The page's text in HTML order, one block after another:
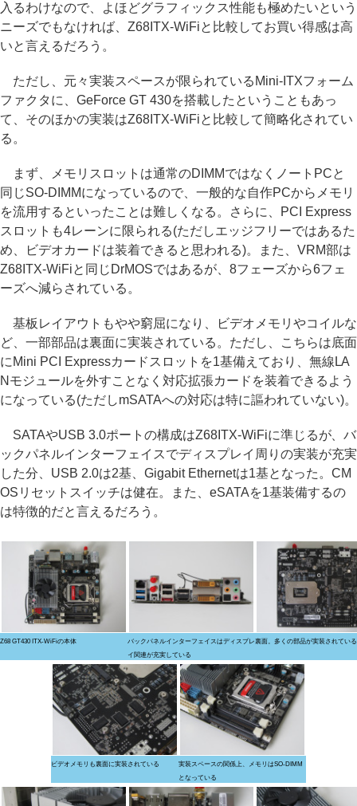
入るわけなので、よほどグラフィックス性能も極めたいという
ニーズでもなければ、Z68ITX-WiFiと比較してお買い得感は高
いと言えるだろう。
ただし、元々実装スペースが限られているMini-ITXフォーム
ファクタに、GeForce GT 430を搭載したということもあっ
て、そのほかの実装はZ68ITX-WiFiと比較して簡略化されてい
る。
まず、メモリスロットは通常のDIMMではなくノートPCと
同じSO-DIMMになっているので、一般的な自作PCからメモリ
を流用するといったことは難しくなる。さらに、PCI Express
スロットも4レーンに限られる(ただしエッジフリーではあるた
め、ビデオカードは装着できると思われる)。また、VRM部は
Z68ITX-WiFiと同じDrMOSではあるが、8フェーズから6フェ
ーズへ減らされている。
基板レイアウトもやや窮屈になり、ビデオメモリやコイルな
ど、一部部品は裏面に実装されている。ただし、こちらは底面
にMini PCI Expressカードスロットを1基備えており、無線LA
Nモジュールを外すことなく対応拡張カードを装着できるよう
になっている(ただしmSATAへの対応は特に謳われていない)。
SATAやUSB 3.0ポートの構成はZ68ITX-WiFiに準じるが、バ
ックパネルインターフェイスでディスプレイ周りの実装が充実
した分、USB 2.0は2基、Gigabit Ethernetは1基となった。CM
OSリセットスイッチは健在。また、eSATAを1基装備するの
は特徴的だと言えるだろう。
Z68 GT430 ITX-WiFiの本体
バックパネルインターフェイスはディスプレ
イ関連が充実している
裏面。多くの部品が実装されている
ビデオメモリも裏面に実装されている
実装スペースの関係上、メモリはSO-DIMM
となっている